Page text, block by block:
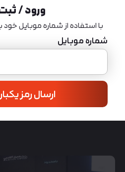
ورود /
با استفاده از شماره موبایل
شماره موبایل
ارسال رمز